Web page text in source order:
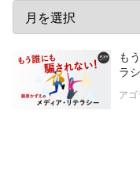
も
ラ
アゴ